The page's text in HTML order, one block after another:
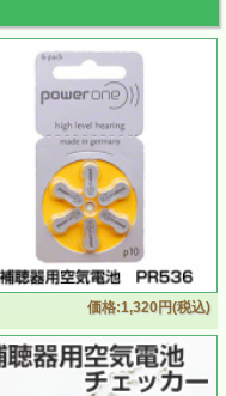
価格:1,320円(税込)